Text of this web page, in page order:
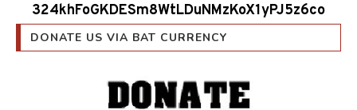
324khFoGKDESm8WtLDuNMzKoX1yPJ5z6co
DONATE US VIA BAT CURRENCY